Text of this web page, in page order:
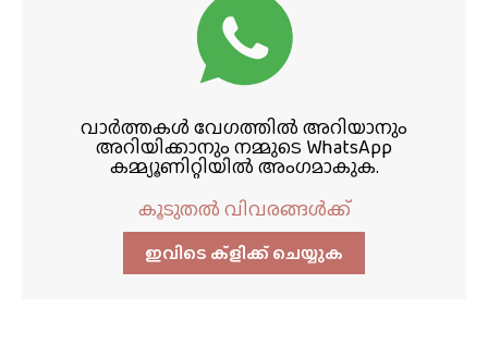
വാർത്തകൾ വേഗത്തിൽ അറിയാനും
അറിയിക്കാനും നമ്മുടെ WhatsApp
കമ്മ്യൂണിറ്റിയിൽ അംഗമാകുക.
കൂടുതൽ വിവരങ്ങൾക്ക്
ഇവിടെ ക്ളിക്ക്‌ ചെയ്യുക